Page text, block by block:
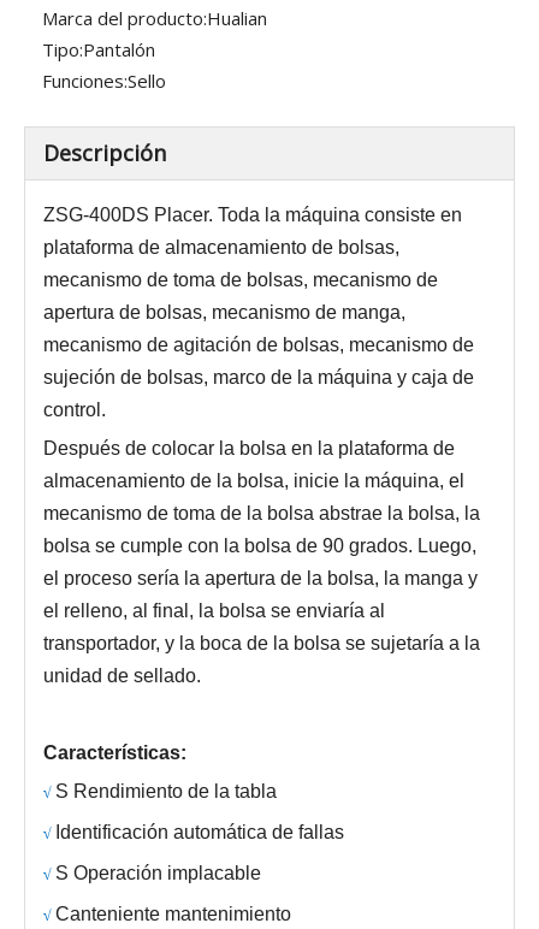
Marca del producto:Hualian
Tipo:Pantalón
Funciones:Sello
Descripción
ZSG-400DS Placer. Toda la máquina consiste en
plataforma de almacenamiento de bolsas,
mecanismo de toma de bolsas, mecanismo de
apertura de bolsas, mecanismo de manga,
mecanismo de agitación de bolsas, mecanismo de
sujeción de bolsas, marco de la máquina y caja de
control.
Después de colocar la bolsa en la plataforma de
almacenamiento de la bolsa, inicie la máquina, el
mecanismo de toma de la bolsa abstrae la bolsa, la
bolsa se cumple con la bolsa de 90 grados. Luego,
el proceso sería la apertura de la bolsa, la manga y
el relleno, al final, la bolsa se enviaría al
transportador, y la boca de la bolsa se sujetaría a la
unidad de sellado.
Características:
√ S Rendimiento de la tabla
√ Identificación automática de fallas
√ S Operación implacable
√ Canteniente mantenimiento